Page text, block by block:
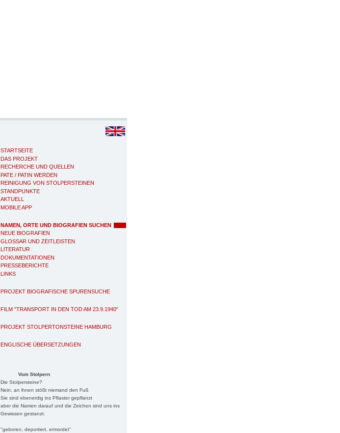
STARTSEITE
DAS PROJEKT
RECHERCHE UND QUELLEN
PATE / PATIN WERDEN
REINIGUNG VON STOLPERSTEINEN
STANDPUNKTE
AKTUELL
MOBILE APP
NAMEN, ORTE UND BIOGRAFIEN SUCHEN
NEUE BIOGRAFIEN
GLOSSAR UND ZEITLEISTEN
LITERATUR
DOKUMENTATIONEN
PRESSEBERICHTE
LINKS
PROJEKT BIOGRAFISCHE SPURENSUCHE
FILM "TRANSPORT IN DEN TOD AM 23.9.1940"
PROJEKT STOLPERTONSTEINE HAMBURG
ENGLISCHE ÜBERSETZUNGEN
Vom Stolpern
Die Stolpersteine?
Nein, an ihnen stößt niemand den Fuß
Sie sind ebenerdig ins Pflaster gepflanzt
aber die Namen darauf und die Zeichen sind uns ins
Gewissen gestanzt:
"geboren, deportiert, ermordet"